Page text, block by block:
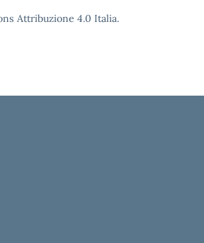
Attribuzione 4.0 Italia.